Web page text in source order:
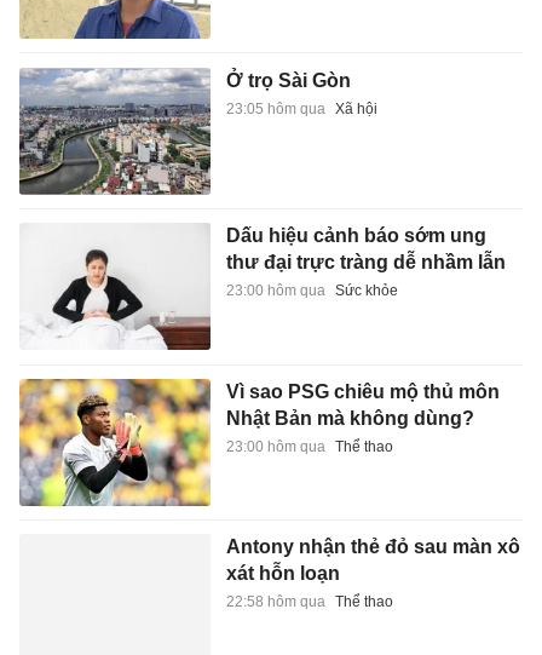
Ở trọ Sài Gòn
23:05 hôm qua Xã hội
Dấu hiệu cảnh báo sớm ung
thư đại trực tràng dễ nhầm lẫn
23:00 hôm qua Sức khỏe
Vì sao PSG chiêu mộ thủ môn
Nhật Bản mà không dùng?
23:00 hôm qua Thể thao
Antony nhận thẻ đỏ sau màn xô
xát hỗn loạn
22:58 hôm qua Thể thao